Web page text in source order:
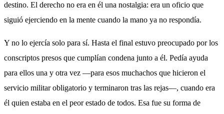
destino. El derecho no era en él una nostalgia: era un oficio que
siguió ejerciendo en la mente cuando la mano ya no respondía.
Y no lo ejercía solo para sí. Hasta el final estuvo preocupado por los
conscriptos presos que cumplían condena junto a él. Pedía ayuda
para ellos una y otra vez —para esos muchachos que hicieron el
servicio militar obligatorio y terminaron tras las rejas—, cuando era
él quien estaba en el peor estado de todos. Esa fue su forma de